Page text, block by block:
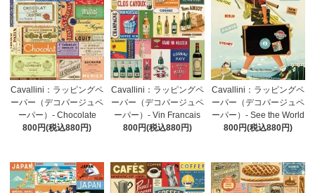
Cavallini：ラッピングペ
ーパー（デコパージュペ
ーパー）- Chocolate
800円(税込880円)
Cavallini：ラッピングペ
ーパー（デコパージュペ
ーパー）- Vin Francais
800円(税込880円)
Cavallini：ラッピングペ
ーパー（デコパージュペ
ーパー）- See the World
800円(税込880円)